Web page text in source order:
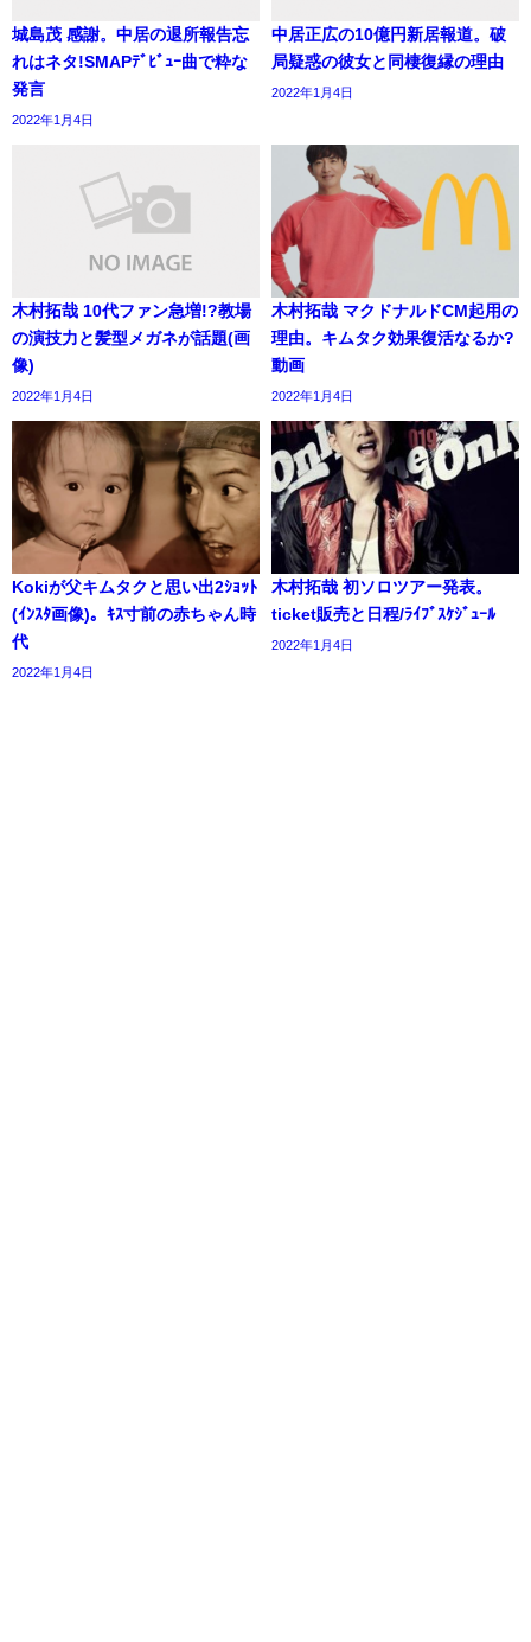
城島茂 感謝。中居の退所報告忘
れはネタ!SMAPﾃﾞﾋﾞｭｰ曲で粋な
発言
2022年1月4日
中居正広の10億円新居報道。破
局疑惑の彼女と同棲復縁の理由
2022年1月4日
木村拓哉 10代ファン急増!?教場
の演技力と髪型メガネが話題(画
像)
2022年1月4日
木村拓哉 マクドナルドCM起用の
理由。キムタク効果復活なるか?
動画
2022年1月4日
Kokiが父キムタクと思い出2ｼｮｯﾄ
(ｲﾝｽﾀ画像)。ｷｽ寸前の赤ちゃん時
代
2022年1月4日
木村拓哉 初ソロツアー発表。
ticket販売と日程/ﾗｲﾌﾞｽｹｼﾞｭｰﾙ
2022年1月4日